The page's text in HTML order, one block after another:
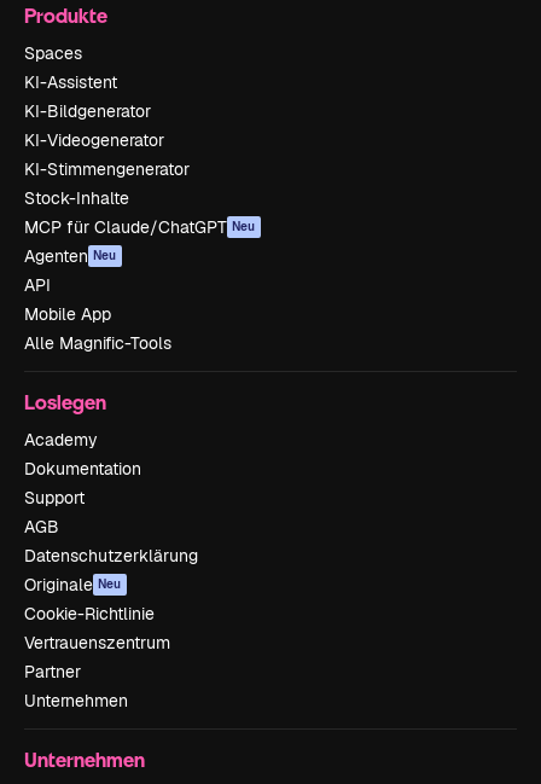
Produkte
Spaces
KI-Assistent
KI-Bildgenerator
KI-Videogenerator
KI-Stimmengenerator
Stock-Inhalte
MCP für Claude/ChatGPT Neu
Agenten Neu
API
Mobile App
Alle Magnific-Tools
Loslegen
Academy
Dokumentation
Support
AGB
Datenschutzerklärung
Originale Neu
Cookie-Richtlinie
Vertrauenszentrum
Partner
Unternehmen
Unternehmen